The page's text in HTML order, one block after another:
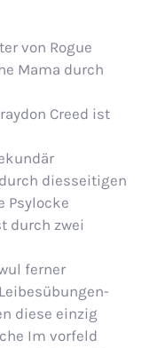
von Rogue
Mama durch
Creed ist
diesseitigen
Psylocke
durch zwei
ferner
diese einzig
Im vorfeld